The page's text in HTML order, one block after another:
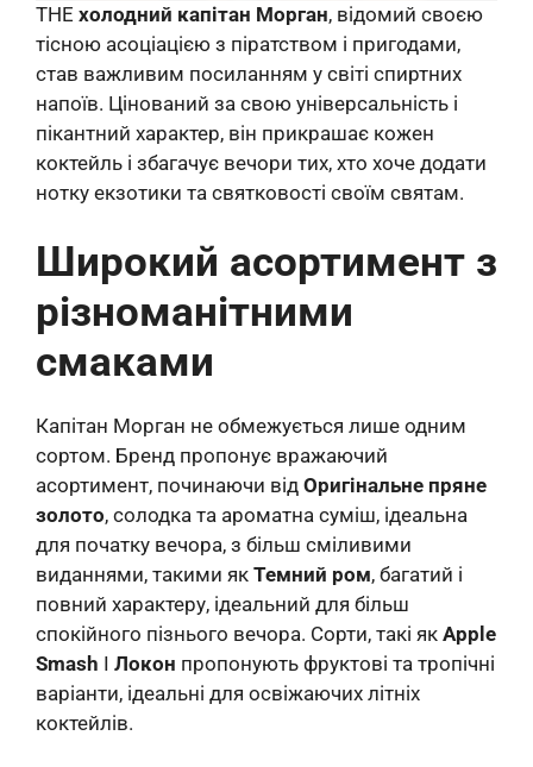
THE холодний капітан Морган, відомий своєю
тісною асоціацією з піратством і пригодами,
став важливим посиланням у світі спиртних
напоїв. Цінований за свою універсальність і
пікантний характер, він прикрашає кожен
коктейль і збагачує вечори тих, хто хоче додати
нотку екзотики та святковості своїм святам.
Широкий асортимент з
різноманітними
смаками
Капітан Морган не обмежується лише одним
сортом. Бренд пропонує вражаючий
асортимент, починаючи від Оригінальне пряне
золото, солодка та ароматна суміш, ідеальна
для початку вечора, з більш сміливими
виданнями, такими як Темний ром, багатий і
повний характеру, ідеальний для більш
спокійного пізнього вечора. Сорти, такі як Apple
Smash І Локон пропонують фруктові та тропічні
варіанти, ідеальні для освіжаючих літніх
коктейлів.